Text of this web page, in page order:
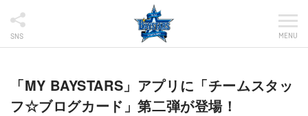
SNS MENU
「MY BAYSTARS」アプリに「チームスタッ
フ☆ブログカード」第二弾が登場！